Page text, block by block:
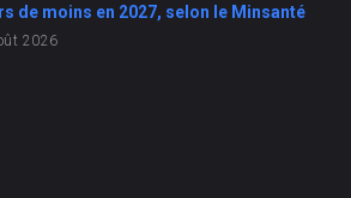
de moins en 2027, selon le Minsanté
2026